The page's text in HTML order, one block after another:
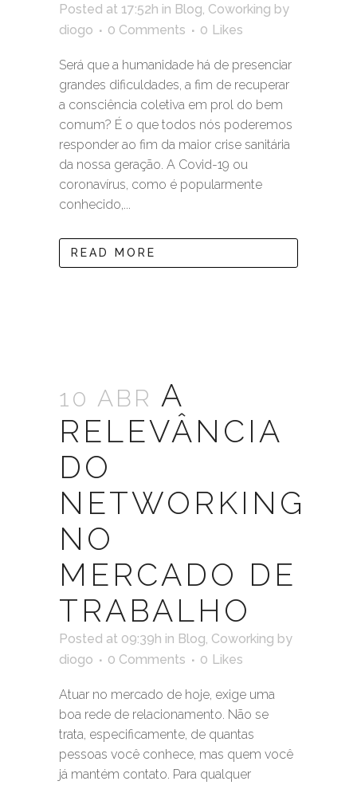
Posted at 17:52h in Blog, Coworking by
diogo
0 Comments 0 Likes
Será que a humanidade há de presenciar
grandes dificuldades, a fim de recuperar
a consciência coletiva em prol do bem
comum? É o que todos nós poderemos
responder ao fim da maior crise sanitária
da nossa geração. A Covid-19 ou
coronavírus, como é popularmente
conhecido,...
READ MORE
10 ABR A
RELEVÂNCIA
DO
NETWORKING
NO
MERCADO DE
TRABALHO
Posted at 09:39h in Blog, Coworking by
diogo
0 Comments 0 Likes
Atuar no mercado de hoje, exige uma
boa rede de relacionamento. Não se
trata, especificamente, de quantas
pessoas você conhece, mas quem você
já mantém contato. Para qualquer